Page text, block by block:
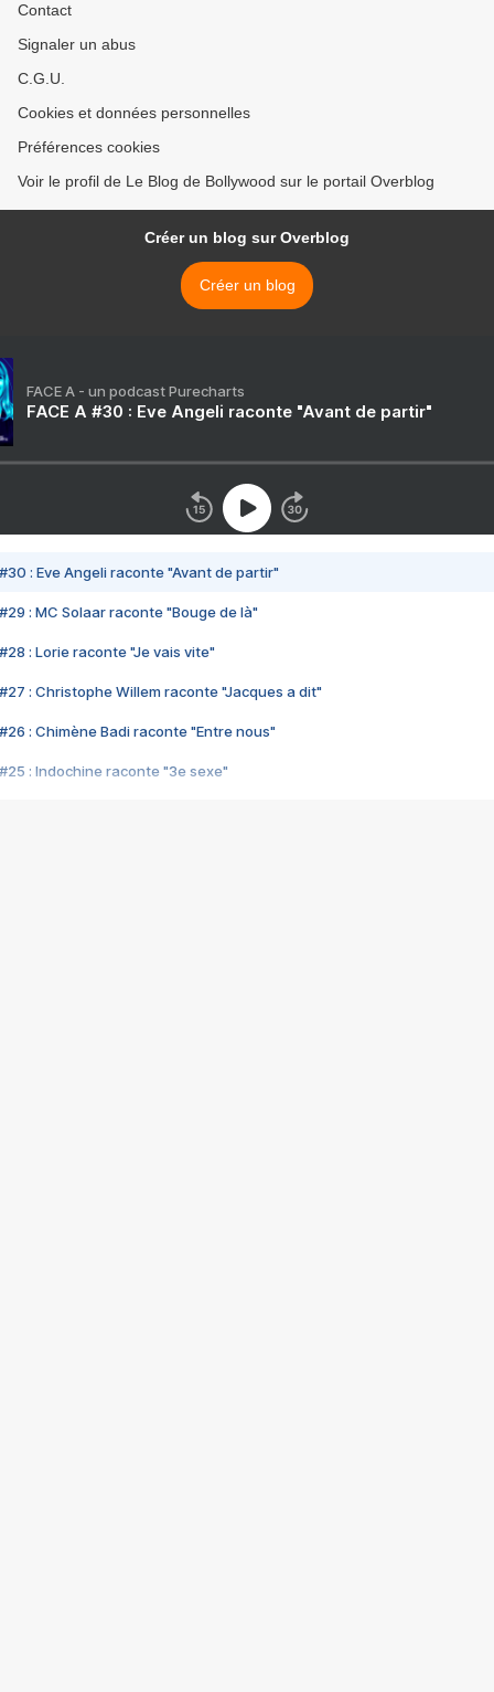
Contact
Signaler un abus
C.G.U.
Cookies et données personnelles
Préférences cookies
Voir le profil de Le Blog de Bollywood sur le portail Overblog
Créer un blog sur Overblog
Créer un blog
FACE A - un podcast Purecharts
FACE A #30 : Eve Angeli raconte "Avant de partir"
#30 : Eve Angeli raconte "Avant de partir"
#29 : MC Solaar raconte "Bouge de là"
#28 : Lorie raconte "Je vais vite"
#27 : Christophe Willem raconte "Jacques a dit"
#26 : Chimène Badi raconte "Entre nous"
#25 : Indochine raconte "3e sexe"